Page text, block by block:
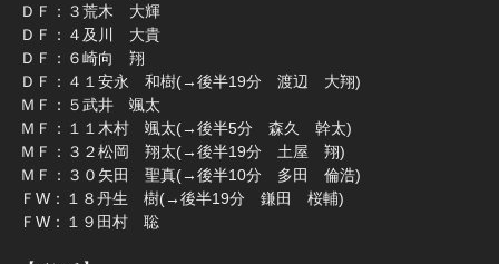
ＤＦ：３荒木 大輝
ＤＦ：４及川 大貴
ＤＦ：６崎向 翔
ＤＦ：４１安永 和樹(→後半19分 渡辺 大翔)
ＭＦ：５武井 颯太
ＭＦ：１１木村 颯太(→後半5分 森久 幹太)
ＭＦ：３２松岡 翔太(→後半19分 土屋 翔)
ＭＦ：３０矢田 聖真(→後半10分 多田 倫浩)
ＦW：１８丹生 樹(→後半19分 鎌田 桜輔)
ＦW：１９田村 聡